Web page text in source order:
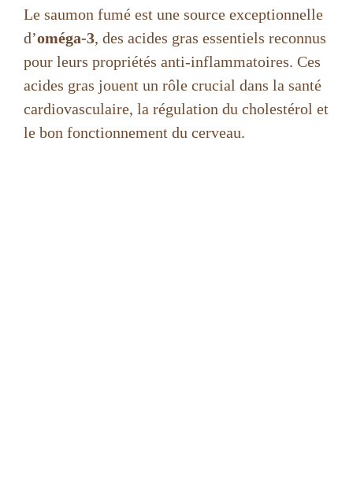
Le saumon fumé est une source exceptionnelle
d’oméga-3, des acides gras essentiels reconnus
pour leurs propriétés anti-inflammatoires. Ces
acides gras jouent un rôle crucial dans la santé
cardiovasculaire, la régulation du cholestérol et
le bon fonctionnement du cerveau.